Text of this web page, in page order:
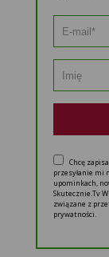
Chcę
przesyłanie mi
upominkach,
Skutecznie.Tv
związane z
prywatności.